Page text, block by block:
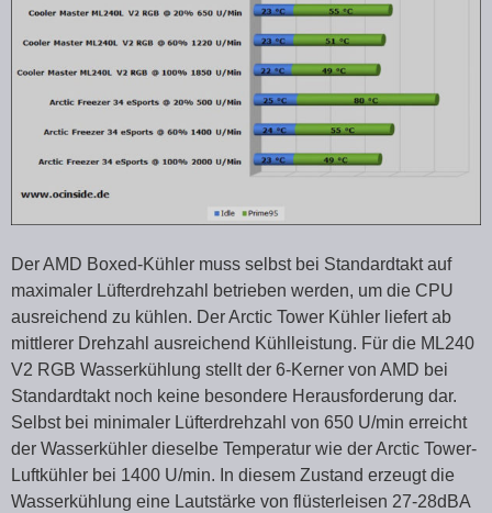
Der AMD Boxed-Kühler muss selbst bei Standardtakt auf
maximaler Lüfterdrehzahl betrieben werden, um die CPU
ausreichend zu kühlen. Der Arctic Tower Kühler liefert ab
mittlerer Drehzahl ausreichend Kühlleistung. Für die ML240
V2 RGB Wasserkühlung stellt der 6-Kerner von AMD bei
Standardtakt noch keine besondere Herausforderung dar.
Selbst bei minimaler Lüfterdrehzahl von 650 U/min erreicht
der Wasserkühler dieselbe Temperatur wie der Arctic Tower-
Luftkühler bei 1400 U/min. In diesem Zustand erzeugt die
Wasserkühlung eine Lautstärke von flüsterleisen 27-28dBA